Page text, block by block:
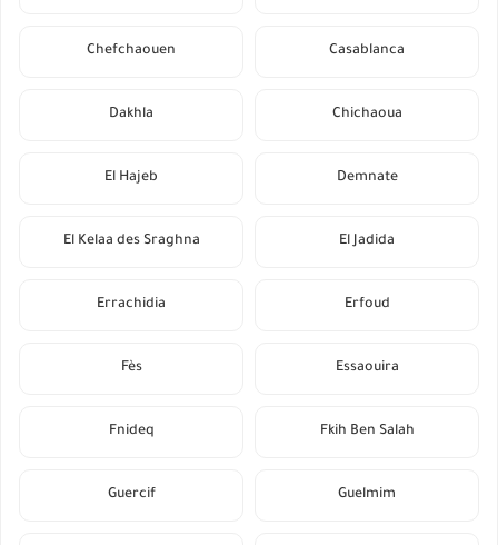
Casablanca
Chefchaouen
Chichaoua
Dakhla
Demnate
El Hajeb
El Jadida
El Kelaa des Sraghna
Erfoud
Errachidia
Essaouira
Fès
Fkih Ben Salah
Fnideq
Guelmim
Guercif